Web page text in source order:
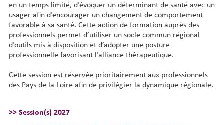
en un temps limité, d’évoquer un déterminant de santé avec un
usager afin d’encourager un changement de comportement
favorable à sa santé. Cette action de formation auprès des
professionnels permet d’utiliser un socle commun régional
d’outils mis à disposition et d’adopter une posture
professionnelle favorisant l’alliance thérapeutique.
Cette session est réservée prioritairement aux professionnels
des Pays de la Loire afin de privilégier la dynamique régionale.
>> Session(s) 2027